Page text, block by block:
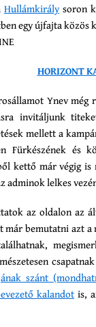
Hullámkirálysoron
egy újfajta
HORIZONT
Ynev
invitáljunk
mellett a
és
kettő már végig
adminok lelkes
az oldalon az
már bemutatni azt
szánt
kalandot is,